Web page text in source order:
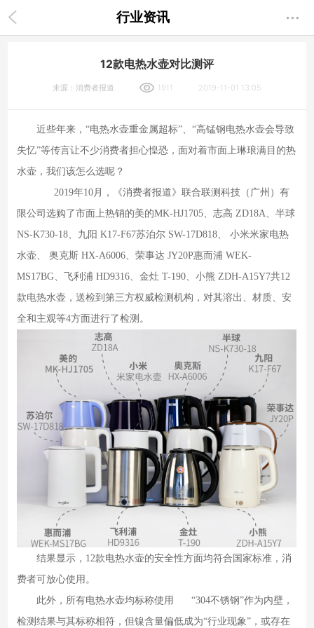
行业资讯
12款电热水壶对比测评
来源：消费者报道 1911 2019-11-01 13:05
近些年来， “电热水壶重金属超标”、“高锰钢电热水壶会导致
失忆”等传言让不少消费者担心惶恐，面对着市面上琳琅满目的热
水壶，我们该怎么选呢？
2019年10月，《消费者报道》联合联测科技（广州）有
限公司选购了市面上热销的美的MK-HJ1705、志高 ZD18A、半球
NS-K730-18、九阳 K17-F67苏泊尔 SW-17D818、 小米米家电热
水壶、 奥克斯 HX-A6006、荣事达 JY20P惠而浦 WEK-
MS17BG、飞利浦 HD9316、金灶 T-190、小熊 ZDH-A15Y7共12
款电热水壶，送检到第三方权威检测机构，对其溶出、材质、安
全和主观等4方面进行了检测。
结果显示， 12款电热水壶的安全性方面均符合国家标准，消
费者可放心使用。
此外，所有电热水壶均标称使用
“304不锈钢”作为内壁，
检测结果与其标称相符，但镍含量偏低成为“行业现象”，或存在